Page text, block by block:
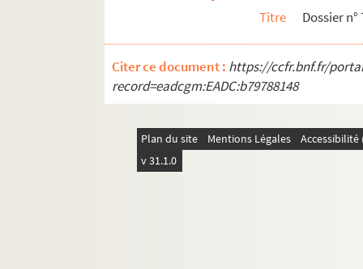
14e arrondissement
15e arrondissement
16e arrondissement
17e arrondissement
Titre Dossier n°
Citer ce document : https://ccfr.bnf.fr/
record=eadcgm:EADC:b79788148
Plan du site Mentions Légales
v 31.1.0